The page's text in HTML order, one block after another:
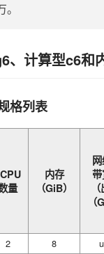
、计算型c6和
格列表
量
内存
（GiB）
2 8